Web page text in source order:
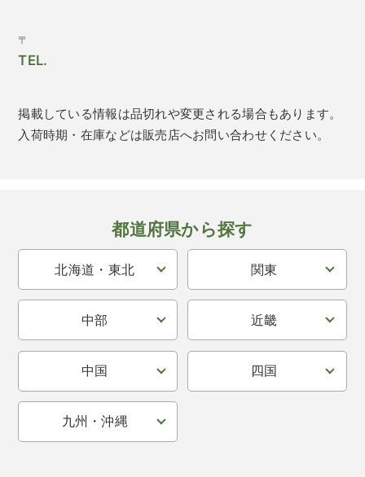
〒
TEL.
掲載している情報は品切れや変更される場合もあります。
入荷時期・在庫などは販売店へお問い合わせください。
都道府県から探す
北海道・東北 関東
中部 近畿
中国 四国
九州・沖縄